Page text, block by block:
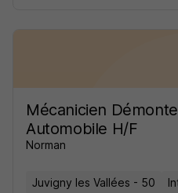
Mécanicien
Automobile H/F
Norman
Juvigny les Vallées - 50